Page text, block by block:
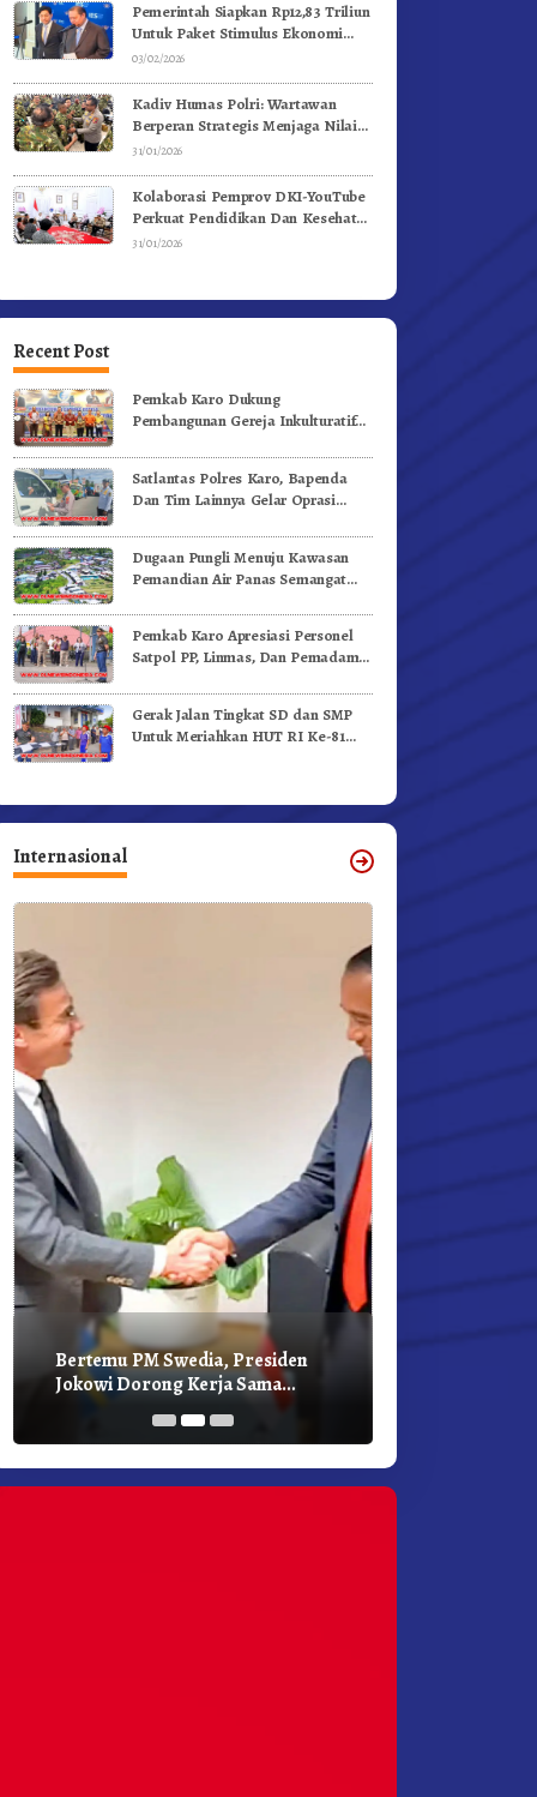
Pemerintah Siapkan Rp12,83 Triliun
Untuk Paket Stimulus Ekonomi
Kuartal I-2026
03/02/2026
Kadiv Humas Polri: Wartawan
Berperan Strategis Menjaga Nilai
Kebangsaan, Demokrasi, dan NKRI
31/01/2026
Kolaborasi Pemprov DKI-YouTube
Perkuat Pendidikan Dan Kesehatan
Mental
31/01/2026
Recent Post
Pemkab Karo Dukung
Pembangunan Gereja Inkulturatif
Satlantas Polres Karo, Bapenda
Dan Tim Lainnya Gelar Oprasi
Dugaan Pungli Menuju Kawasan
Pemandian Air Panas Semangat
Videokan!
Pemkab Karo Apresiasi Personel
Satpol PP, Linmas, Dan Pemadam
Gerak Jalan Tingkat SD dan SMP
Untuk Meriahkan HUT RI Ke-81
Internasional
Bertemu PM Swedia, Presiden
Jokowi Dorong Kerja Sama
Pembangunan Hijau